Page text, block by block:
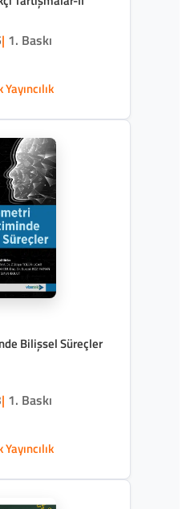
| 1. Baskı
Bilişsel Süreçler
| 1. Baskı